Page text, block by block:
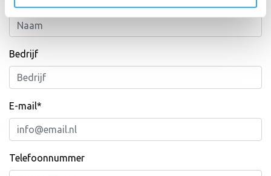
Bedrijf
E-mail*
Telefoonnummer